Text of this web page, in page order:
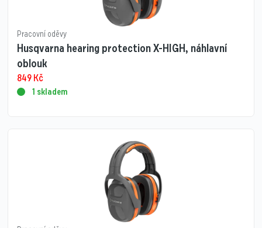
Pracovní oděvy
Husqvarna hearing protection X-HIGH, náhlavní
oblouk
849Kč
1 skladem